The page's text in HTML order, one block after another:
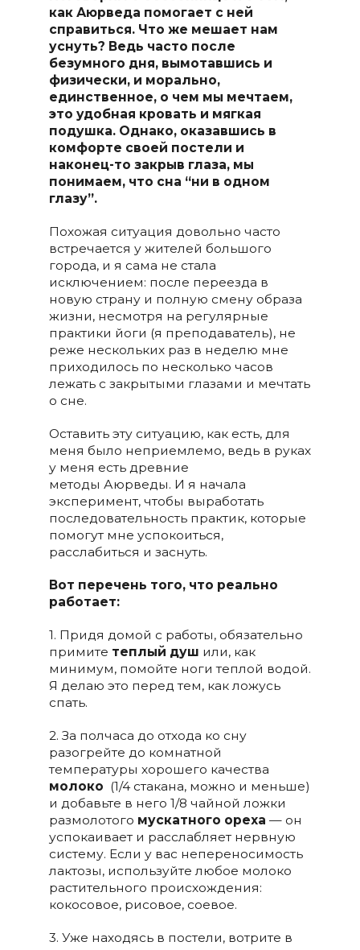
как Аюрведа помогает с ней
справиться. Что же мешает нам
уснуть? Ведь часто после
безумного дня, вымотавшись и
физически, и морально,
единственное, о чем мы мечтаем,
это удобная кровать и мягкая
подушка. Однако, оказавшись в
комфорте своей постели и
наконец-то закрыв глаза, мы
понимаем, что сна “ни в одном
глазу”.
Похожая ситуация довольно часто
встречается у жителей большого
города, и я сама не стала
исключением: после переезда в
новую страну и полную смену образа
жизни, несмотря на регулярные
практики йоги (я преподаватель), не
реже нескольких раз в неделю мне
приходилось по несколько часов
лежать с закрытыми глазами и мечтать
о сне.
Оставить эту ситуацию, как есть, для
меня было неприемлемо, ведь в руках
у меня есть древние
методы Аюрведы. И я начала
эксперимент, чтобы выработать
последовательность практик, которые
помогут мне успокоиться,
расслабиться и заснуть.
Вот перечень того, что реально
работает:
1. Придя домой с работы, обязательно
примите теплый душ или, как
минимум, помойте ноги теплой водой.
Я делаю это перед тем, как ложусь
спать.
2. За полчаса до отхода ко сну
разогрейте до комнатной
температуры хорошего качества
молоко (1/4 стакана, можно и меньше)
и добавьте в него 1/8 чайной ложки
размолотого мускатного ореха — он
успокаивает и расслабляет нервную
систему. Если у вас непереносимость
лактозы, используйте любое молоко
растительного происхождения:
кокосовое, рисовое, соевое.
3. Уже находясь в постели, вотрите в